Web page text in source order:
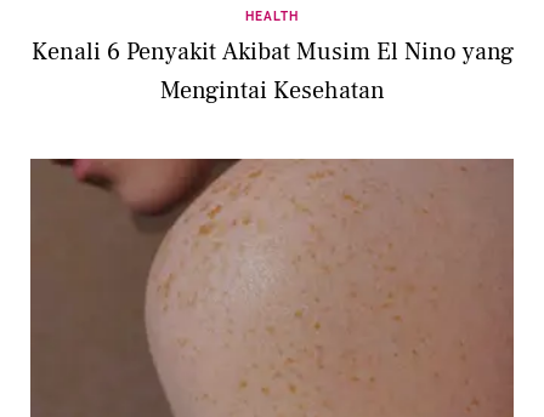
HEALTH
Kenali 6 Penyakit Akibat Musim El Nino yang
Mengintai Kesehatan